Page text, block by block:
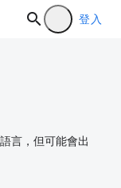
登入
言，但可能會出